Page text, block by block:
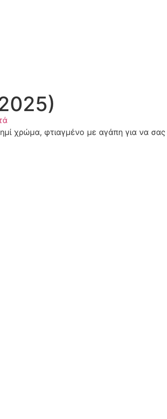
χρώμα, φτιαγμένο με αγάπη για να